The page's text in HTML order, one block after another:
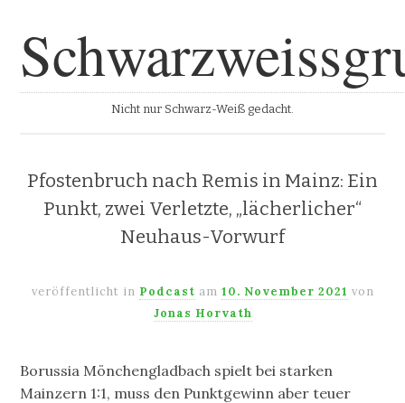
Nicht nur Schwarz-Weiß gedacht.
Pfostenbruch nach Remis in Mainz: Ein
Punkt, zwei Verletzte, „lächerlicher“
Neuhaus-Vorwurf
veröffentlicht in Podcast am 10. November 2021 von
Jonas Horvath
Borussia Mönchengladbach spielt bei starken
Mainzern 1:1, muss den Punktgewinn aber teuer